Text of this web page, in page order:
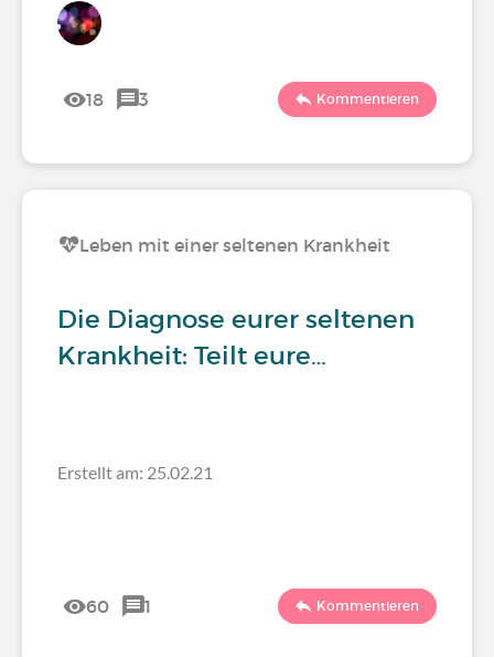
18 3 Kommentieren
Leben mit einer seltenen Krankheit
Die Diagnose eurer seltenen
Krankheit: Teilt eure…
Erstellt am: 25.02.21
60 1 Kommentieren